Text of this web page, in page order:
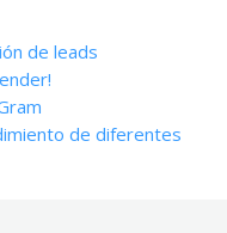
de leads
de diferentes